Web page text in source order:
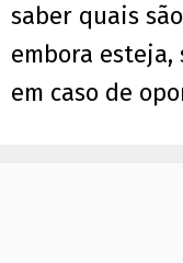
saber quais
embora
em caso de